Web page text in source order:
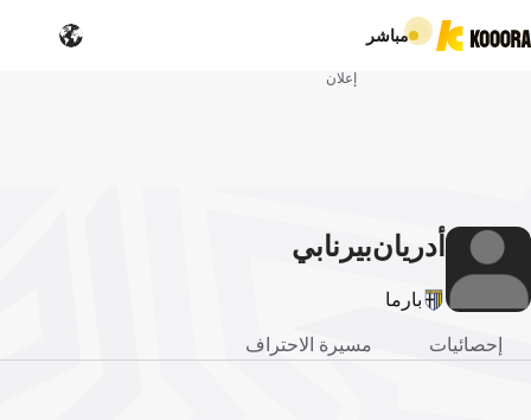
مباشر
إعلان
أدريانبيرنابي
بارما
إحصائيات مسيرة الاحتراف